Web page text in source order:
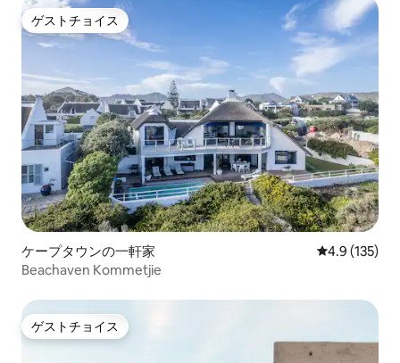
ゲストチョイス
ゲストチョイス
ケープタウンの一軒家 レビュー135
4.9 (135)
Beachaven Kommetjie
ゲストチョイス
ゲストチョイス